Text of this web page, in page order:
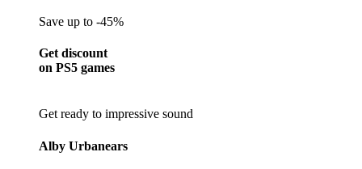
Save up to -45%
Get discount
on PS5 games
Get ready to impressive sound
Alby Urbanears